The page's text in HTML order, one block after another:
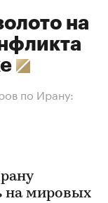
на
по Ирану:
на мировых